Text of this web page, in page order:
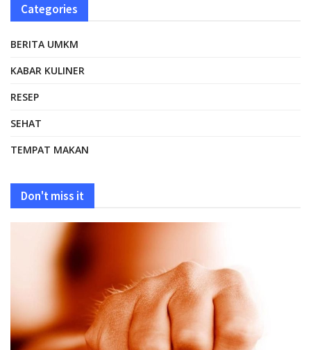
Categories
BERITA UMKM
KABAR KULINER
RESEP
SEHAT
TEMPAT MAKAN
Don't miss it